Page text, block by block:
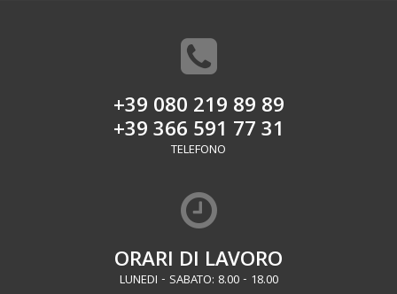
+39 080 219 89 89
+39 366 591 77 31
TELEFONO
ORARI DI LAVORO
LUNEDI - SABATO: 8.00 - 18.00